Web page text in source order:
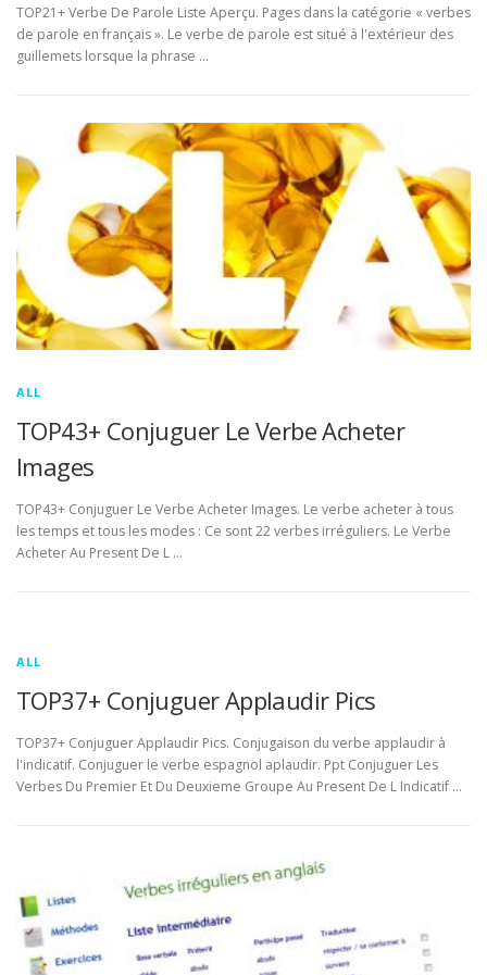
TOP21+ Verbe De Parole Liste Aperçu. Pages dans la catégorie « verbes
de parole en français ». Le verbe de parole est situé à l'extérieur des
guillemets lorsque la phrase …
ALL
TOP43+ Conjuguer Le Verbe Acheter
Images
TOP43+ Conjuguer Le Verbe Acheter Images. Le verbe acheter à tous
les temps et tous les modes : Ce sont 22 verbes irréguliers. Le Verbe
Acheter Au Present De L …
ALL
TOP37+ Conjuguer Applaudir Pics
TOP37+ Conjuguer Applaudir Pics. Conjugaison du verbe applaudir à
l'indicatif. Conjuguer le verbe espagnol aplaudir. Ppt Conjuguer Les
Verbes Du Premier Et Du Deuxieme Groupe Au Present De L Indicatif …